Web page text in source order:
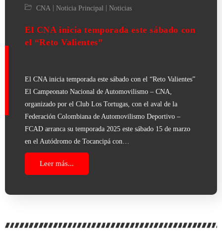
CNA
Noticia Principal Noticias
El CNA inicia temporada este sábado con
el “Reto Valientes”
El CNA inicia temporada este sábado con el “Reto Valientes”
El Campeonato Nacional de Automovilismo – CNA,
organizado por el Club Los Tortugas, con el aval de la
Federación Colombiana de Automovilismo Deportivo –
FCAD arranca su temporada 2025 este sábado 15 de marzo
en el Autódromo de Tocancipá con…
Leer más...